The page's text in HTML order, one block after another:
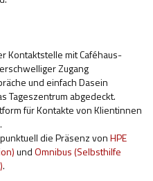
Kontaktstelle mit Caféhaus-
Zugang
und einfach Dasein
Tageszentrum abgedeckt.
für Kontakte von Klientinnen
die Präsenz vonHPE
undOmnibus (Selbsthilfe
.